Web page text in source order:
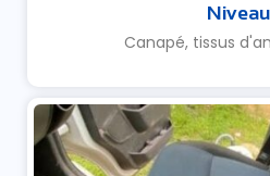
Niveau
Canapé, tissus